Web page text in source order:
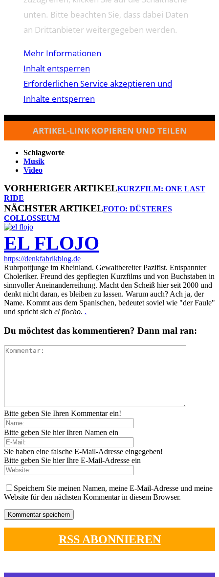
unten. Bitte beachten Sie, dass dabei Daten
an Drittanbieter weitergegeben werden.
Mehr Informationen
Inhalt entsperren
Erforderlichen Service akzeptieren und
Inhalte entsperren
ARTIKEL-LINK KOPIEREN UND TEILEN
Schlagworte
Musik
Video
VORHERIGER ARTIKELKURZFILM: ONE LAST
RIDE
NÄCHSTER ARTIKELFOTO: DÜSTERES
COLLOSSEUM
EL FLOJO
https://denkfabrikblog.de
Ruhrpottjunge im Rheinland. Gewaltbereiter Pazifist. Entspannter
Choleriker. Freund des gepflegten Kurzfilms und von Buchstaben in
sinnvoller Aneinanderreihung. Macht den Scheiß hier seit 2000 und
denkt nicht daran, es bleiben zu lassen. Warum auch? Ach ja, der
Name. Kommt aus dem Spanischen, bedeutet soviel wie "der Faule"
und spricht sich el flocho. .
Du möchtest das kommentieren? Dann mal ran:
Bitte geben Sie Ihren Kommentar ein!
Bitte geben Sie hier Ihren Namen ein
Sie haben eine falsche E-Mail-Adresse eingegeben!
Bitte geben Sie hier Ihre E-Mail-Adresse ein
Speichern Sie meinen Namen, meine E-Mail-Adresse und meine
Website für den nächsten Kommentar in diesem Browser.
RSS ABONNIEREN